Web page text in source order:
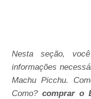
Nesta seção,
informações
Machu Picchu.
Como? comprar o